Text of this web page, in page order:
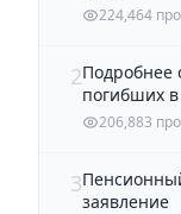
224,464
2Подробнее
погибших
206,883
3
заявление